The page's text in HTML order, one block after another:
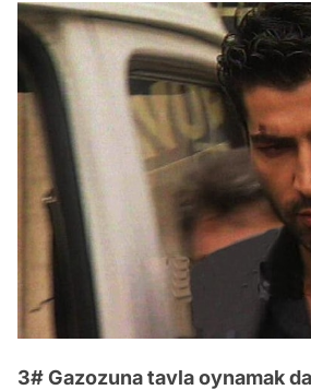
3# Gazozuna tavla oynamak